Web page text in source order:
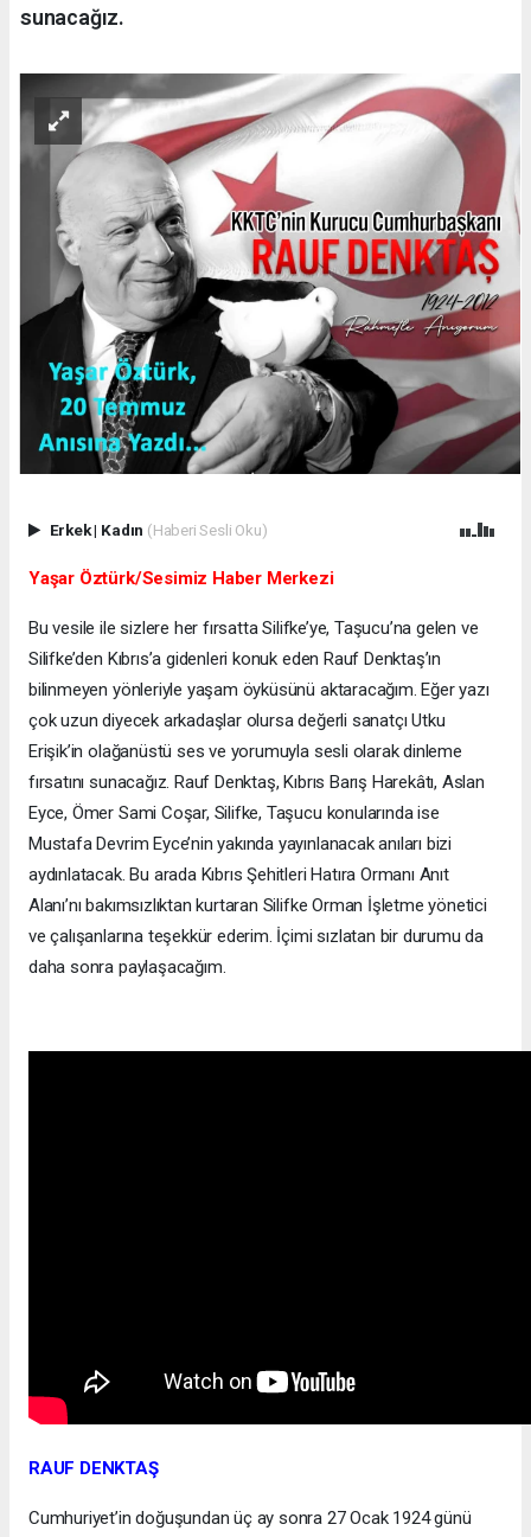
sunacağız.
Erkek| Kadın (Haberi Sesli Oku)
Yaşar Öztürk/Sesimiz Haber Merkezi
Bu vesile ile sizlere her fırsatta Silifke’ye, Taşucu’na gelen ve
Silifke’den Kıbrıs’a gidenleri konuk eden Rauf Denktaş’ın
bilinmeyen yönleriyle yaşam öyküsünü aktaracağım. Eğer yazı
çok uzun diyecek arkadaşlar olursa değerli sanatçı Utku
Erişik’in olağanüstü ses ve yorumuyla sesli olarak dinleme
fırsatını sunacağız. Rauf Denktaş, Kıbrıs Barış Harekâtı, Aslan
Eyce, Ömer Sami Coşar, Silifke, Taşucu konularında ise
Mustafa Devrim Eyce’nin yakında yayınlanacak anıları bizi
aydınlatacak. Bu arada Kıbrıs Şehitleri Hatıra Ormanı Anıt
Alanı’nı bakımsızlıktan kurtaran Silifke Orman İşletme yönetici
ve çalışanlarına teşekkür ederim. İçimi sızlatan bir durumu da
daha sonra paylaşacağım.
RAUF DENKTAŞ
Cumhuriyet’in doğuşundan üç ay sonra 27 Ocak 1924 günü